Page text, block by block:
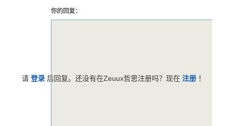
你的回复：
请 登录 后回复。还没有在Zeuux哲思注册吗？现在 注册 ！